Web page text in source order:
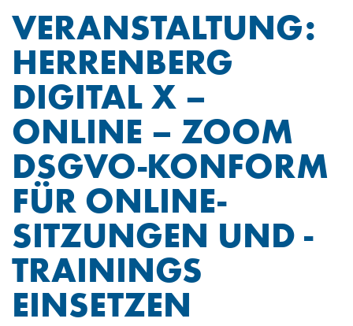
VERANSTALTUNG:
HERRENBERG
DIGITAL X –
ONLINE – ZOOM
DSGVO-KONFORM
FÜR ONLINE-
SITZUNGEN UND -
TRAININGS
EINSETZEN